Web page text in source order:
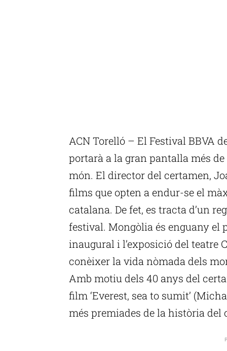
ACN Torelló – El Festival BBVA
portarà a la gran pantalla més
món. El director del certamen,
films que opten a endur-se el
catalana. De fet, es tracta d’un
festival. Mongòlia és enguany el
inaugural i l’exposició del teatre
conèixer la vida nòmada dels
Amb motiu dels 40 anys del
film ‘Everest, sea to sumit’
més premiades de la història